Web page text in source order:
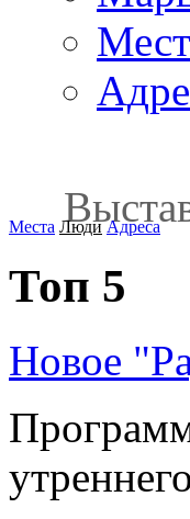
Места Люди Адреса
Топ 5
Новое